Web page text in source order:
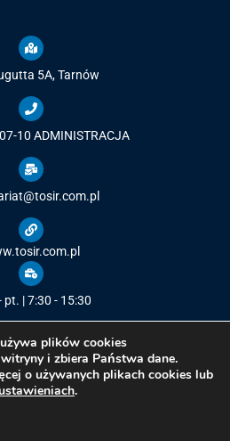
5A, Tarnów
10 ADMINISTRACJA
pt. | 7:30 - 15:30
Ośrodek Sportu i Rekreacji
reserved.
plików cookies
i zbiera Państwa dane.
o używanych plikach cookies lub
.